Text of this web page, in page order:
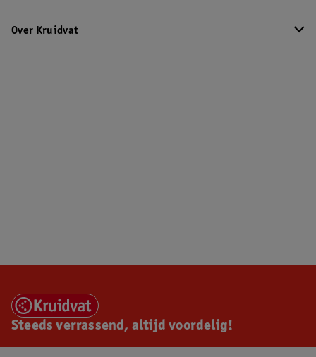
Over Kruidvat
Steeds verrassend, altijd voordelig!